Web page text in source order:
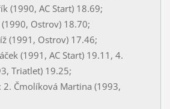
(1990, AC Start) 18.69;
Ostrov) 18.70;
(1991, Ostrov) 17.46;
(1991, AC Start) 19.11, 4.
Triatlet) 19.25;
Čmolíková Martina (1993,